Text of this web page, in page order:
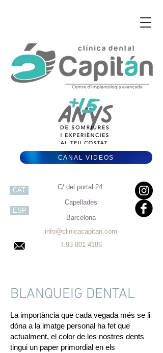
C/ del portal 24.
Capellades
Barcelona
info@clinicacapitan.com
T.93 801 4186
CAT
ESP
CANAL VIDEOS
BLANQUEIG DENTAL
La importància que cada vegada més se li
dóna a la imatge personal ha fet que
actualment, el color de les nostres dents
tingui un paper primordial en els